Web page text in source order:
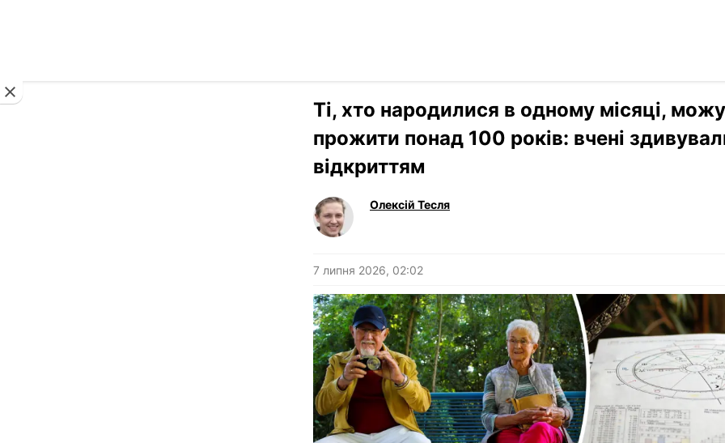
Ті, хто народилися в одному місяці,
прожити понад 100 років: вчені
відкриттям
Олексій Тесля
7 липня 2026, 02:02